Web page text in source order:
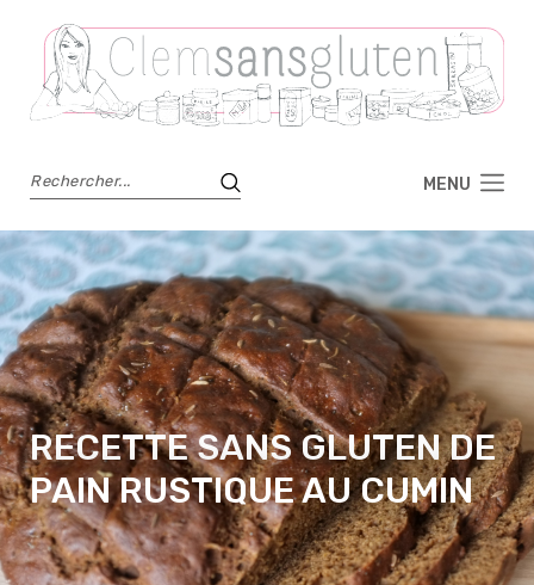
MENU
RECETTE SANS GLUTEN DE
PAIN RUSTIQUE AU CUMIN